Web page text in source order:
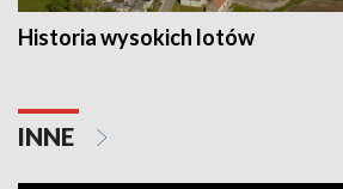
Historia wysokich lotów
INNE